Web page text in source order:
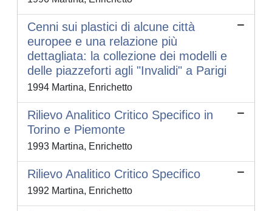
Cenni sui plastici di alcune città
europee e una relazione più
dettagliata: la collezione dei modelli e
delle piazzeforti agli "Invalidi" a Parigi
1994 Martina, Enrichetto
Rilievo Analitico Critico Specifico in
Torino e Piemonte
1993 Martina, Enrichetto
Rilievo Analitico Critico Specifico
1992 Martina, Enrichetto